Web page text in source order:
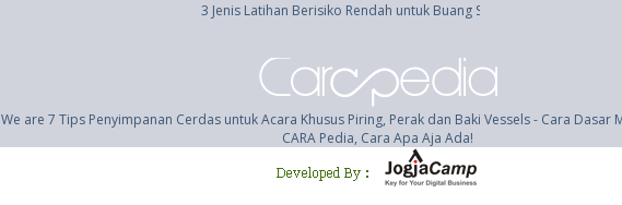
3 Jenis Latihan Berisiko Rendah untuk Buang Stres
We are 7 Tips Penyimpanan Cerdas untuk Acara Khusus Piring, Perak dan Baki Vessels - Cara Dasar
CARA Pedia, Cara Apa Aja Ada!